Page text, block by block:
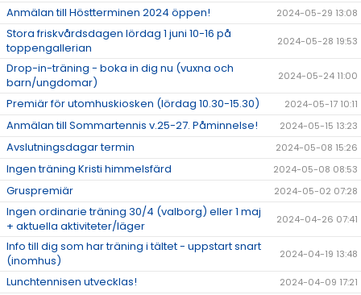
Anmälan till Höstterminen 2024 öppen! 2024-05-29 13:08
Stora friskvårdsdagen lördag 1 juni 10-16 på
toppengallerian
2024-05-28 19:53
Drop-in-träning - boka in dig nu (vuxna och
barn/ungdomar)
2024-05-24 11:00
Premiär för utomhuskiosken (lördag 10.30-15.30) 2024-05-17 10:11
Anmälan till Sommartennis v.25-27. Påminnelse! 2024-05-15 13:23
Avslutningsdagar termin 2024-05-08 15:26
Ingen träning Kristi himmelsfärd 2024-05-08 08:53
Gruspremiär 2024-05-02 07:28
Ingen ordinarie träning 30/4 (valborg) eller 1 maj
+ aktuella aktiviteter/läger
2024-04-26 07:41
Info till dig som har träning i tältet - uppstart snart
(inomhus)
2024-04-19 13:48
Lunchtennisen utvecklas! 2024-04-09 17:21